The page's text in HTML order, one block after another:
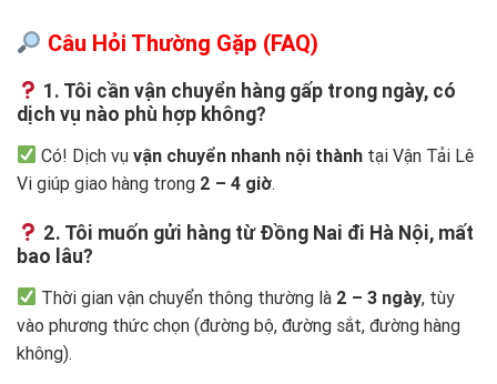
Câu Hỏi Thường Gặp (FAQ)
1. Tôi cần vận chuyển hàng gấp trong ngày, có
dịch vụ nào phù hợp không?
Có! Dịch vụvận chuyển nhanh nội thành tại Vận Tải Lê
Vi giúp giao hàng trong 2 – 4 giờ.
2. Tôi muốn gửi hàng từ Đồng Nai đi Hà Nội, mất
bao lâu?
Thời gian vận chuyển thông thường là 2 – 3 ngày, tùy
vào phương thức chọn (đường bộ, đường sắt, đường hàng
không).